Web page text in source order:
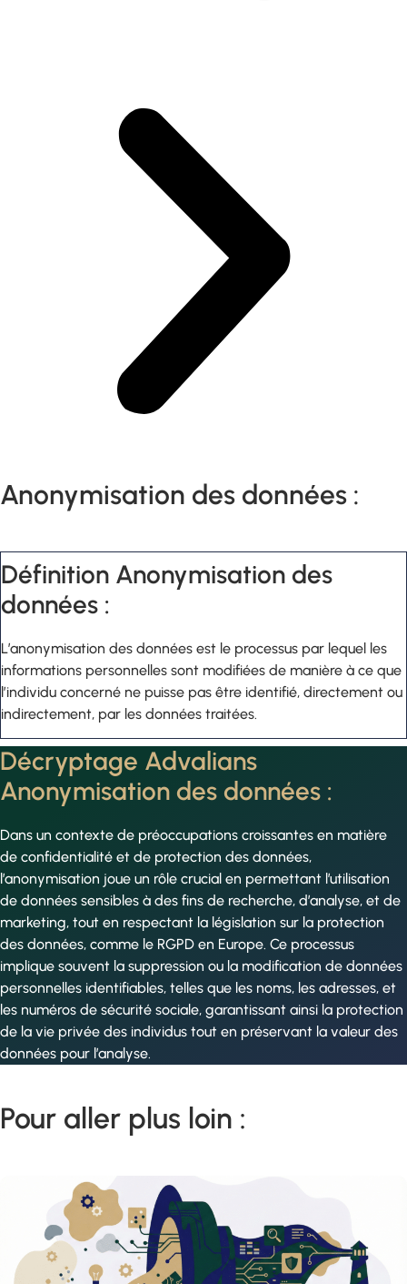
Anonymisation des données :
Définition Anonymisation des
données :
L’anonymisation des données est le processus par lequel les
informations personnelles sont modifiées de manière à ce que
l’individu concerné ne puisse pas être identifié, directement ou
indirectement, par les données traitées.
Décryptage Advalians
Anonymisation des données :
Dans un contexte de préoccupations croissantes en matière
de confidentialité et de protection des données,
l’anonymisation joue un rôle crucial en permettant l’utilisation
de données sensibles à des fins de recherche, d’analyse, et de
marketing, tout en respectant la législation sur la protection
des données, comme le RGPD en Europe. Ce processus
implique souvent la suppression ou la modification de données
personnelles identifiables, telles que les noms, les adresses, et
les numéros de sécurité sociale, garantissant ainsi la protection
de la vie privée des individus tout en préservant la valeur des
données pour l’analyse.
Pour aller plus loin :